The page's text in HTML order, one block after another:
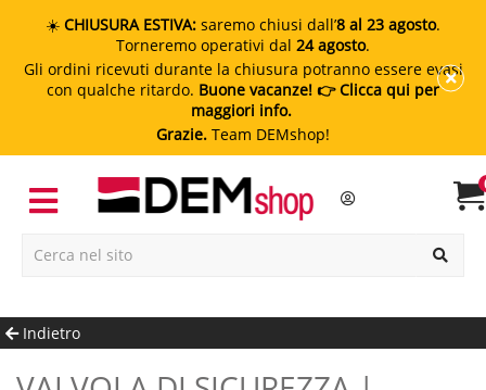
☀️ CHIUSURA ESTIVA: saremo chiusi dall’8 al 23 agosto.
Torneremo operativi dal 24 agosto.
Gli ordini ricevuti durante la chiusura potranno essere evasi
con qualche ritardo. Buone vacanze! 👉 Clicca qui per
maggiori info.
Grazie. Team DEMshop!
Indietro